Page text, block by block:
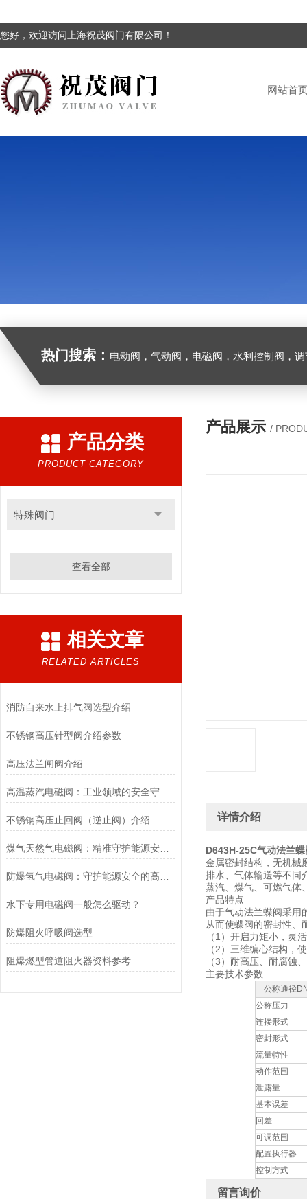
您好，欢迎访问上海祝茂阀门有限公司！
网站首
热门搜索： 电动阀，气动阀，电磁阀，水利控制阀，调节
产品分类
PRODUCT CATEGORY
特殊阀门
查看全部
相关文章
RELATED ARTICLES
消防自来水上排气阀选型介绍
不锈钢高压针型阀介绍参数
高压法兰闸阀介绍
不锈钢高压止回阀（逆止阀）介绍
煤气天然气电磁阀：精准守护能源安全的“调控卫士”
水下专用电磁阀一般怎么驱动？
防爆阻火呼吸阀选型
阻爆燃型管道阻火器资料参考
产品展示 /
详情介绍
D643H-25C气动法兰蝶
金属密封结构，无机械
排水、气体输送等不同
蒸汽、煤气、可燃气体
产品特点
由于气动法兰蝶阀采用
从而使蝶阀的密封性、
（1）开启力矩小，灵
（2）三维编心结构，
（3）耐高压、耐腐蚀
主要技术参数
公称通径
公称压力
连接形式
密封形式
流量特性
动作范围
泄露量
基本误差
回差
可调范围
配置执行器
控制方式
留言询价